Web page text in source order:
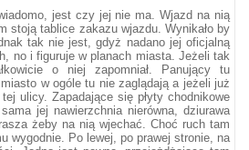
jest czy jej nie ma. Wjazd na nią
stoją tablice zakazu wjazdu. Wynikało by
tak nie jest, gdyż nadano jej oficjalną
no i figuruje w planach miasta. Jeżeli tak
o niej zapomniał. Panujący tu
w ogóle tu nie zaglądają a jeżeli już
ulicy. Zapadające się płyty chodnikowe
jej nawierzchnia nierówna, dziurawa
żeby na nią wjechać. Choć ruch tam
wygodnie. Po lewej, po prawej stronie, na